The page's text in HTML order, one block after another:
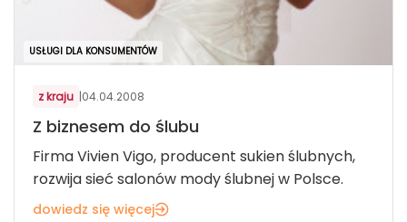
USŁUGI DLA KONSUMENTÓW
z kraju |04.04.2008
Z biznesem do ślubu
Firma Vivien Vigo, producent sukien ślubnych,
rozwija sieć salonów mody ślubnej w Polsce.
dowiedz się więcej